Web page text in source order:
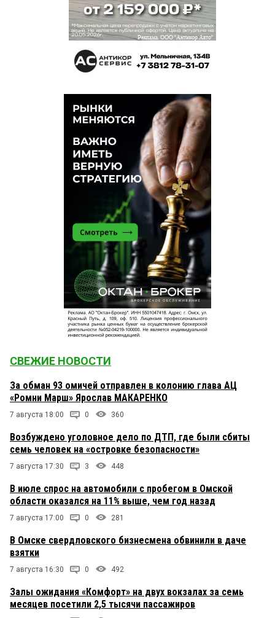
СВЕЖИЕ НОВОСТИ
За обман 93 омичей отправлен в колонию глава АЦ
«Ромни Марш» Ярослав МАКАРЕНКО
7 августа 18:00 0 360
Возбуждено уголовное дело по ДТП, где были сбиты
семь человек на «островке безопасности»
7 августа 17:30 3 448
В июле спрос на автомобили с пробегом в Омской
области оказался на 11% выше, чем год назад
7 августа 17:00 0 281
В Омске свердловского бизнесмена обвинили в даче
взятки
7 августа 16:30 0 492
Залы ожидания «Комфорт» на двух вокзалах за семь
месяцев посетили 2,5 тысячи пассажиров